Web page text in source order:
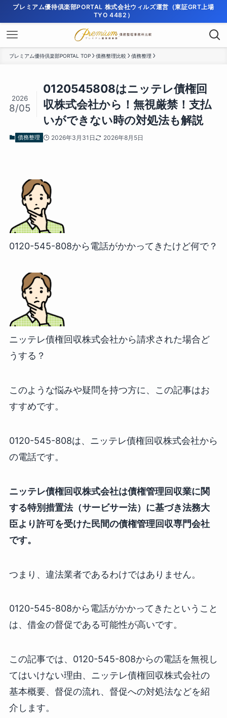
プレミアム優待倶楽部PORTAL 株式会社ウィルズ運営（東証GRT上場
TYO 4482）
プレミアム優待倶楽部PORTAL TOP 債務整理比較 債務整理
0120545808はニッテレ債権回
収株式会社から！無視厳禁！支払
いができない時の対処法も解説
2026
8/05
債務整理 2026年3月31日 2026年8月5日
0120-545-808から電話がかかってきたけど何で？
ニッテレ債権回収株式会社から請求された場合ど
うする？
このような悩みや疑問を持つ方に、この記事はお
すすめです。
0120-545-808は、ニッテレ債権回収株式会社から
の電話です。
ニッテレ債権回収株式会社は債権管理回収業に関
する特別措置法（サービサー法）に基づき法務大
臣より許可を受けた民間の債権管理回収専門会社
です。
つまり、違法業者であるわけではありません。
0120-545-808から電話がかかってきたということ
は、借金の督促である可能性が高いです。
この記事では、0120-545-808からの電話を無視し
てはいけない理由、ニッテレ債権回収株式会社の
基本概要、督促の流れ、督促への対処法などを紹
介します。